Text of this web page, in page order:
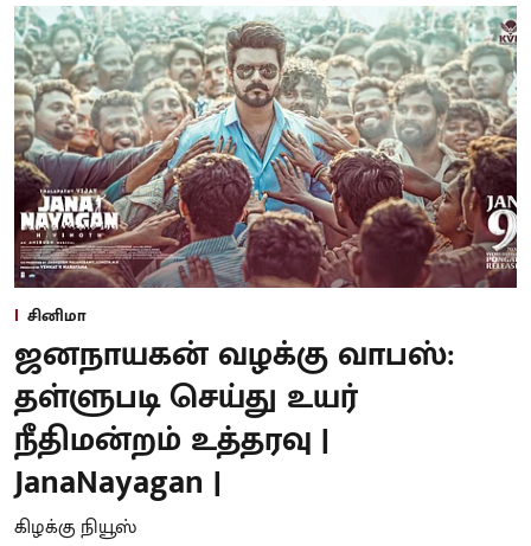
சினிமா
ஜனநாயகன் வழக்கு வாபஸ்:
தள்ளுபடி செய்து உயர்
நீதிமன்றம் உத்தரவு |
JanaNayagan |
கிழக்கு நியூஸ்